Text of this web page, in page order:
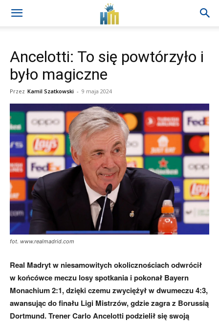
Ancelotti: To się powtórzyło i
było magiczne
Przez Kamil Szatkowski - 9 maja 2024
fot. www.realmadrid.com
Real Madryt w niesamowitych okolicznościach odwrócił
w końcówce meczu losy spotkania i pokonał Bayern
Monachium 2:1, dzięki czemu zwyciężył w dwumeczu 4:3,
awansując do finału Ligi Mistrzów, gdzie zagra z Borussią
Dortmund. Trener Carlo Ancelotti podzielił się swoją